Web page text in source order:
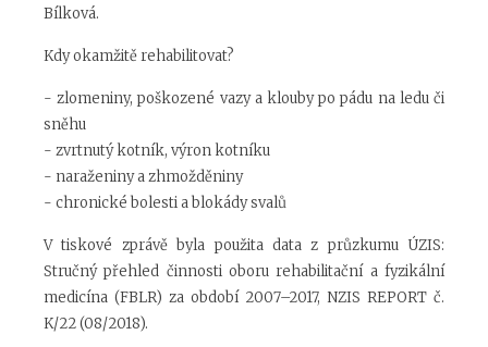
Bílková.
Kdy okamžitě rehabilitovat?
- zlomeniny, poškozené vazy a klouby po pádu na ledu či
sněhu
- zvrtnutý kotník, výron kotníku
- naraženiny a zhmožděniny
- chronické bolesti a blokády svalů
V tiskové zprávě byla použita data z průzkumu ÚZIS:
Stručný přehled činnosti oboru rehabilitační a fyzikální
medicína (FBLR) za období 2007–2017, NZIS REPORT č.
K/22 (08/2018).